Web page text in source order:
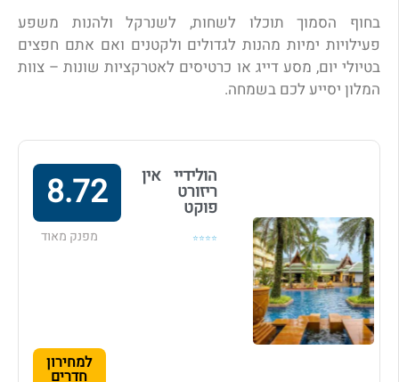
בחוף הסמוך תוכלו לשחות, לשנרקל ולהנות משפע
פעילויות ימיות מהנות לגדולים ולקטנים ואם אתם חפצים
בטיולי יום, מסע דייג או כרטיסים לאטרקציות שונות – צוות
המלון יסייע לכם בשמחה.
הולידיי אין
ריזורט
פוקט
⭐⭐⭐⭐
8.72
מפנק מאוד
למחירון
חדרים